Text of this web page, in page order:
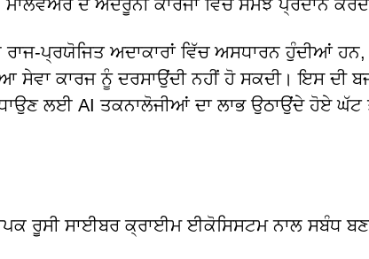
ਦੇ ਅੰਦਰੂਨੀ ਕਾਰਜਾਂ ਵਿੱਚ ਸਮਝ ਪ੍ਰਦਾਨ
ਪ੍ਰਯੋਜਿਤ ਅਦਾਕਾਰਾਂ ਵਿੱਚ ਅਸਧਾਰਨ ਹੁੰਦੀਆਂ
ਸੇਵਾ ਕਾਰਜ ਨੂੰ ਦਰਸਾਉਂਦੀ ਨਹੀਂ ਹੋ ਸਕਦੀ। ਇਸ ਦੀ
ਲਈ AI ਤਕਨਾਲੋਜੀਆਂ ਦਾ ਲਾਭ ਉਠਾਉਂਦੇ ਹੋਏ ਘੱਟ
ਰੂਸੀ ਸਾਈਬਰ ਕ੍ਰਾਈਮ ਈਕੋਸਿਸਟਮ ਨਾਲ ਸਬੰਧ